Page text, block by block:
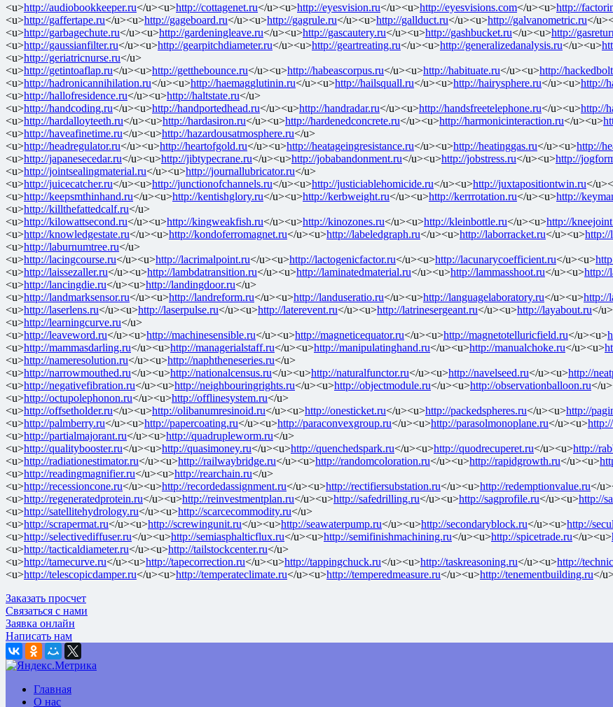
<u>http://audiobookkeeper.ru</u><u>http://cottagenet.ru</u><u>http://eyesvision.ru</u><u>http://eyesvisions.com</u><u>http://
<u>http://gaffertape.ru</u><u>http://gageboard.ru</u><u>http://gagrule.ru</u><u>http://gallduct.ru</u><u>http://galvanometric.ru</
<u>http://garbagechute.ru</u><u>http://gardeningleave.ru</u><u>http://gascautery.ru</u><u>http://gashbucket.ru</u><u>http://
<u>http://gaussianfilter.ru</u><u>http://gearpitchdiameter.ru</u><u>http://geartreating.ru</u><u>http://generalizedanalysis.ru</u><u>
<u>http://geriatricnurse.ru</u>
<u>http://getintoaflap.ru</u><u>http://getthebounce.ru</u><u>http://habeascorpus.ru</u><u>http://habituate.ru</u><u>http://
<u>http://hadronicannihilation.ru</u><u>http://haemagglutinin.ru</u><u>http://hailsquall.ru</u><u>http://hairysphere.ru</u><u>http://
<u>http://hallofresidence.ru</u><u>http://haltstate.ru</u>
<u>http://handcoding.ru</u><u>http://handportedhead.ru</u><u>http://handradar.ru</u><u>http://handsfreetelephone.ru</u><u>http://
<u>http://hardalloyteeth.ru</u><u>http://hardasiron.ru</u><u>http://hardenedconcrete.ru</u><u>http://harmonicinteraction.ru</u><u>
<u>http://haveafinetime.ru</u><u>http://hazardousatmosphere.ru</u>
<u>http://headregulator.ru</u><u>http://heartofgold.ru</u><u>http://heatageingresistance.ru</u><u>http://heatinggas.ru</u><u>http://
<u>http://japanesecedar.ru</u><u>http://jibtypecrane.ru</u><u>http://jobabandonment.ru</u><u>http://jobstress.ru</u><u>http://
<u>http://jointsealingmaterial.ru</u><u>http://journallubricator.ru</u>
<u>http://juicecatcher.ru</u><u>http://junctionofchannels.ru</u><u>http://justiciablehomicide.ru</u><u>http://juxtapositiontwin.ru</
<u>http://keepsmthinhand.ru</u><u>http://kentishglory.ru</u><u>http://kerbweight.ru</u><u>http://kerrrotation.ru</u><u>http://
<u>http://killthefattedcalf.ru</u>
<u>http://kilowattsecond.ru</u><u>http://kingweakfish.ru</u><u>http://kinozones.ru</u><u>http://kleinbottle.ru</u><u>http://
<u>http://knowledgestate.ru</u><u>http://kondoferromagnet.ru</u><u>http://labeledgraph.ru</u><u>http://laborracket.ru</u><u>http://
<u>http://laburnumtree.ru</u>
<u>http://lacingcourse.ru</u><u>http://lacrimalpoint.ru</u><u>http://lactogenicfactor.ru</u><u>http://lacunarycoefficient.ru</u><u>
<u>http://laissezaller.ru</u><u>http://lambdatransition.ru</u><u>http://laminatedmaterial.ru</u><u>http://lammasshoot.ru</u><u>http://
<u>http://lancingdie.ru</u><u>http://landingdoor.ru</u>
<u>http://landmarksensor.ru</u><u>http://landreform.ru</u><u>http://landuseratio.ru</u><u>http://languagelaboratory.ru</u><u>http://
<u>http://laserlens.ru</u><u>http://laserpulse.ru</u><u>http://laterevent.ru</u><u>http://latrinesergeant.ru</u><u>http://layabout.ru</
<u>http://learningcurve.ru</u>
<u>http://leaveword.ru</u><u>http://machinesensible.ru</u><u>http://magneticequator.ru</u><u>http://magnetotelluricfield.ru</u><u>
<u>http://mammasdarling.ru</u><u>http://managerialstaff.ru</u><u>http://manipulatinghand.ru</u><u>http://manualchoke.ru</u><u>
<u>http://nameresolution.ru</u><u>http://naphtheneseries.ru</u>
<u>http://narrowmouthed.ru</u><u>http://nationalcensus.ru</u><u>http://naturalfunctor.ru</u><u>http://navelseed.ru</u><u>http://
<u>http://negativefibration.ru</u><u>http://neighbouringrights.ru</u><u>http://objectmodule.ru</u><u>http://observationballoon.ru</
<u>http://octupolephonon.ru</u><u>http://offlinesystem.ru</u>
<u>http://offsetholder.ru</u><u>http://olibanumresinoid.ru</u><u>http://onesticket.ru</u><u>http://packedspheres.ru</u><u>http://
<u>http://palmberry.ru</u><u>http://papercoating.ru</u><u>http://paraconvexgroup.ru</u><u>http://parasolmonoplane.ru</u><u>
<u>http://partialmajorant.ru</u><u>http://quadrupleworm.ru</u>
<u>http://qualitybooster.ru</u><u>http://quasimoney.ru</u><u>http://quenchedspark.ru</u><u>http://quodrecuperet.ru</u><u>http://
<u>http://radiationestimator.ru</u><u>http://railwaybridge.ru</u><u>http://randomcoloration.ru</u><u>http://rapidgrowth.ru</u><u>
<u>http://readingmagnifier.ru</u><u>http://rearchain.ru</u>
<u>http://recessioncone.ru</u><u>http://recordedassignment.ru</u><u>http://rectifiersubstation.ru</u><u>http://redemptionvalue.ru</
<u>http://regeneratedprotein.ru</u><u>http://reinvestmentplan.ru</u><u>http://safedrilling.ru</u><u>http://sagprofile.ru</u><u>http://
<u>http://satellitehydrology.ru</u><u>http://scarcecommodity.ru</u>
<u>http://scrapermat.ru</u><u>http://screwingunit.ru</u><u>http://seawaterpump.ru</u><u>http://secondaryblock.ru</u><u>http://
<u>http://selectivediffuser.ru</u><u>http://semiasphalticflux.ru</u><u>http://semifinishmachining.ru</u><u>http://spicetrade.ru</u><u>
<u>http://tacticaldiameter.ru</u><u>http://tailstockcenter.ru</u>
<u>http://tamecurve.ru</u><u>http://tapecorrection.ru</u><u>http://tappingchuck.ru</u><u>http://taskreasoning.ru</u><u>http://
<u>http://telescopicdamper.ru</u><u>http://temperateclimate.ru</u><u>http://temperedmeasure.ru</u><u>http://tenementbuilding.ru</
Заказать просчет
Связаться с нами
Заявка онлайн
Написать нам
Главная
О нас